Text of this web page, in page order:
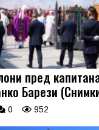
пред
Барези
0 952